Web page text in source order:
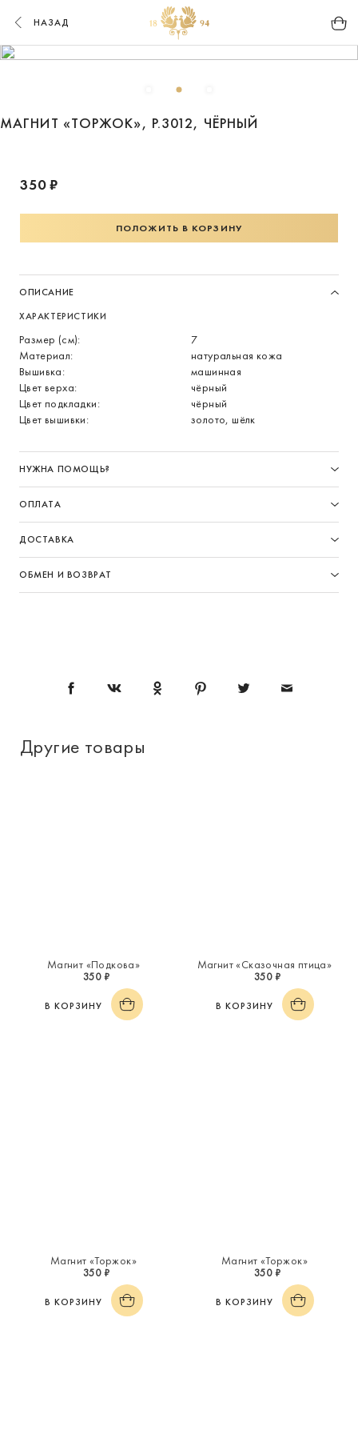
НАЗАД
МАГНИТ «ТОРЖОК», Р.3012, ЧЁРНЫЙ
350 ₽
ПОЛОЖИТЬ В КОРЗИНУ
ОПИСАНИЕ
ХАРАКТЕРИСТИКИ
Размер (см):
7
Материал:
натуральная кожа
Вышивка:
машинная
Цвет верха:
чёрный
Цвет подкладки:
чёрный
Цвет вышивки:
золото, шёлк
НУЖНА ПОМОЩЬ?
ОПЛАТА
ДОСТАВКА
ОБМЕН И ВОЗВРАТ
Другие товары
Магнит «Подкова»
350 ₽
В КОРЗИНУ
Магнит «Сказочная птица»
350 ₽
В КОРЗИНУ
Магнит «Торжок»
350 ₽
В КОРЗИНУ
Магнит «Торжок»
350 ₽
В КОРЗИНУ